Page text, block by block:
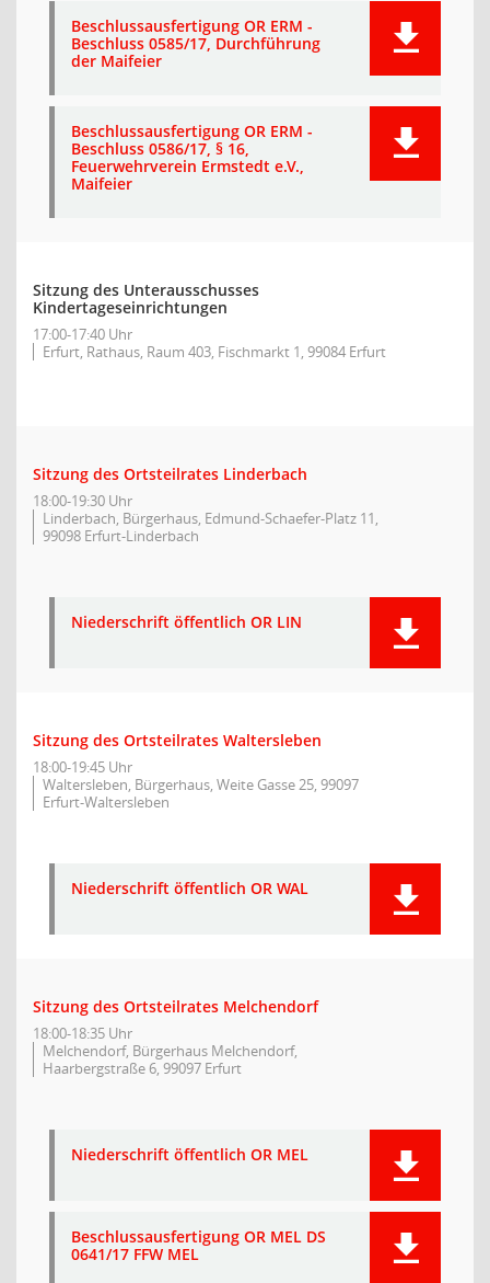
Beschlussausfertigung OR ERM -
Beschluss 0585/17, Durchführung
der Maifeier
Beschlussausfertigung OR ERM -
Beschluss 0586/17, § 16,
Feuerwehrverein Ermstedt e.V.,
Maifeier
Sitzung des Unterausschusses
Kindertageseinrichtungen
17:00-17:40 Uhr
Erfurt, Rathaus, Raum 403, Fischmarkt 1, 99084 Erfurt
Sitzung des Ortsteilrates Linderbach
18:00-19:30 Uhr
Linderbach, Bürgerhaus, Edmund-Schaefer-Platz 11,
99098 Erfurt-Linderbach
Niederschrift öffentlich OR LIN
Sitzung des Ortsteilrates Waltersleben
18:00-19:45 Uhr
Waltersleben, Bürgerhaus, Weite Gasse 25, 99097
Erfurt-Waltersleben
Niederschrift öffentlich OR WAL
Sitzung des Ortsteilrates Melchendorf
18:00-18:35 Uhr
Melchendorf, Bürgerhaus Melchendorf,
Haarbergstraße 6, 99097 Erfurt
Niederschrift öffentlich OR MEL
Beschlussausfertigung OR MEL DS
0641/17 FFW MEL